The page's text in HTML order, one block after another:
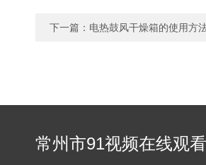
下一篇： 电热鼓风干燥箱的使用方
常州市91视频在线观